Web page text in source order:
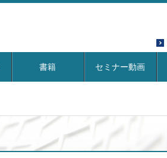
書籍 セミナー動画